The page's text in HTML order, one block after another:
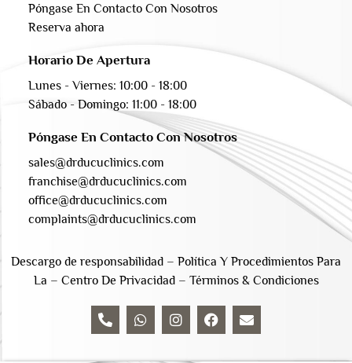
Póngase En Contacto Con Nosotros
Reserva ahora
Horario De Apertura
Lunes - Viernes: 10:00 - 18:00
Sábado - Domingo: 11:00 - 18:00
Póngase En Contacto Con Nosotros
sales@drducuclinics.com
franchise@drducuclinics.com
office@drducuclinics.com
complaints@drducuclinics.com
Descargo de responsabilidad – Política Y Procedimientos Para
La – Centro De Privacidad– Términos & Condiciones